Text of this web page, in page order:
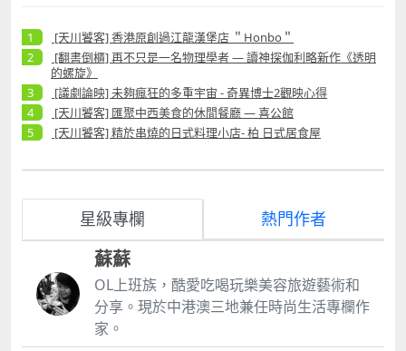
[天川饕客] 香港原創過江龍漢堡店 ＂Honbo＂
[翻書倒櫃] 再不只是一名物理學者 — 讀神探伽利略新作《透明
的螺旋》
[議劇論映] 未夠瘋狂的多重宇宙 - 奇異博士2觀映心得
[天川饕客] 匯聚中西美食的休閒餐廳 — 喜公館
[天川饕客] 精於串燒的日式料理小店- 柏 日式居食屋
星級專欄 熱門作者
蘇蘇
OL上班族，酷愛吃喝玩樂美容旅遊藝術和
分享。現於中港澳三地兼任時尚生活專欄作
家。